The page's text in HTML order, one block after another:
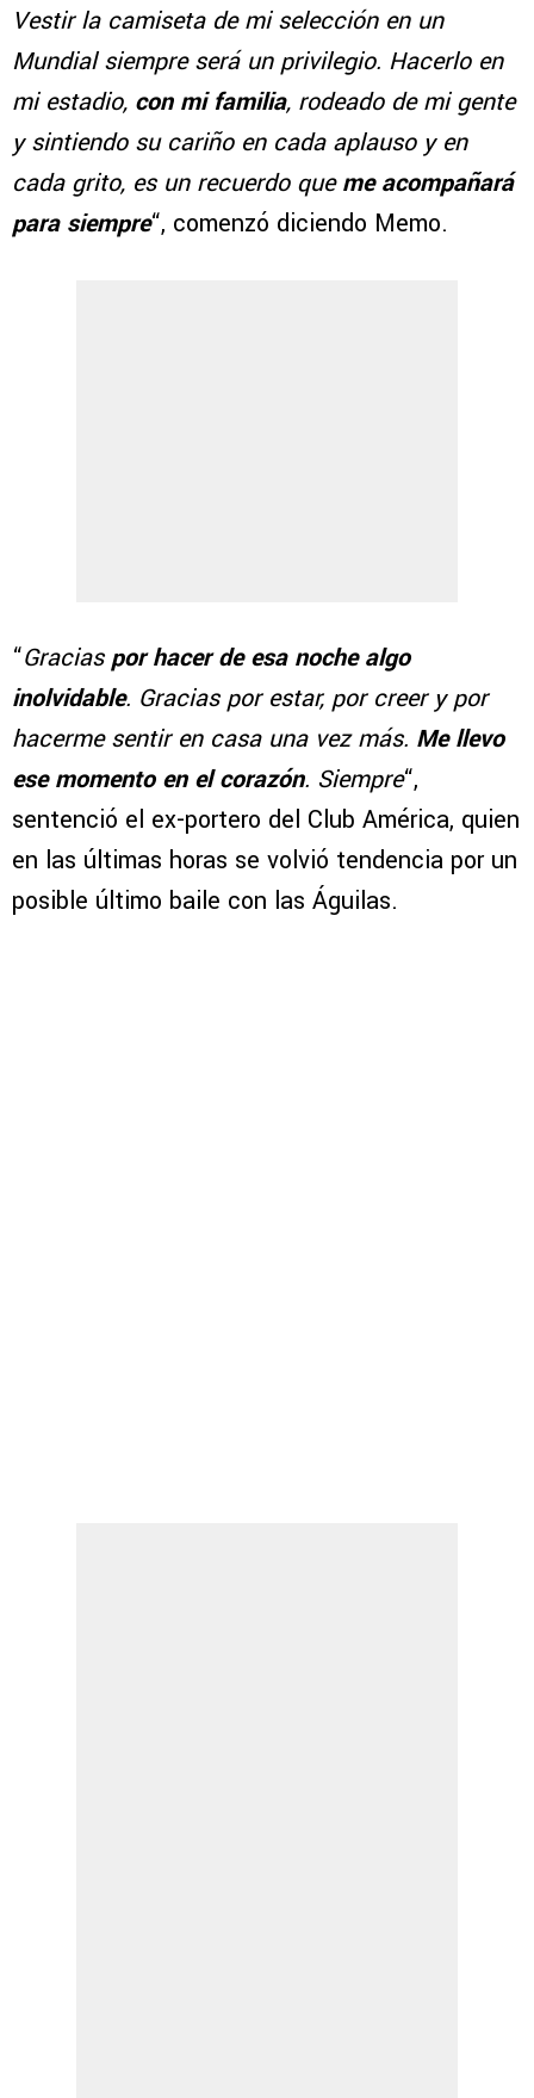
Vestir la camiseta de mi selección en un
Mundial siempre será un privilegio. Hacerlo en
mi estadio, con mi familia, rodeado de mi gente
y sintiendo su cariño en cada aplauso y en
cada grito, es un recuerdo queme acompañará
para siempre“, comenzó diciendo Memo.
“Graciaspor hacer de esa noche algo
inolvidable. Gracias por estar, por creer y por
hacerme sentir en casa una vez más. Me llevo
ese momento en el corazón. Siempre“,
sentenció el ex-portero del Club América, quien
en las últimas horas se volvió tendencia por un
posible último baile con las Águilas.